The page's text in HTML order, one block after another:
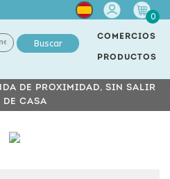
Cuenta
0
Buscar
COMERCIOS
PRODUCTOS
DE PROXIMIDAD, SIN SALIR
DE CASA